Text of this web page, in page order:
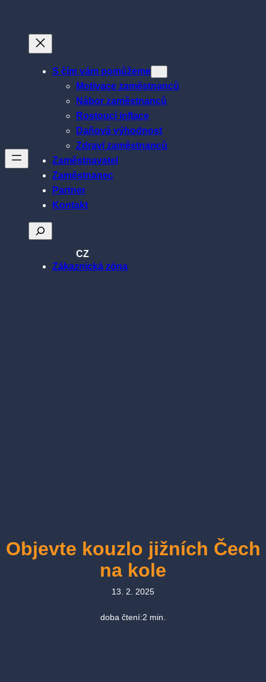
S čím vám pomůžeme
Motivace zaměstnanců
Nábor zaměstnanců
Rostoucí inflace
Daňová výhodnost
Zdraví zaměstnanců
Zaměstnavatel
Zaměstnanec
Partner
Kontakt
Hledat
CZ
Zákaznická zóna
Objevte kouzlo jižních Čech
na kole
13. 2. 2025
doba čtení:2 min.